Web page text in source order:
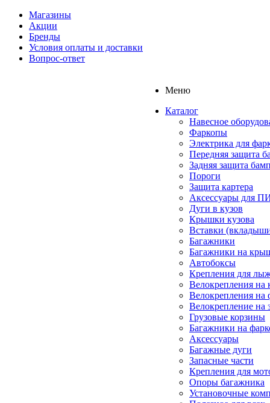
Магазины
Акции
Бренды
Условия оплаты и доставки
Вопрос-ответ
Меню
Каталог
Навесное
Фаркопы
Электрика для
Передняя защита
Задняя защита
Пороги
Защита картера
Аксессуары для
Дуги в кузов
Крышки кузова
Вставки
Багажники
Багажники на
Автобоксы
Крепления для
Велокрепления
Велокрепления на
Велокрепление на
Грузовые корзины
Багажники на
Аксессуары
Багажные дуги
Запасные части
Крепления для
Опоры багажника
Установочные